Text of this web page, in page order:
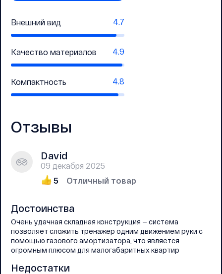
Отзывы
David
09 декабря 2025
5
Отличный товар
Достоинства
Очень удачная складная конструкция — система
позволяет сложить тренажер одним движением руки с
помощью газового амортизатора, что является
огромным плюсом для малогабаритных квартир
Недостатки
Внешний вид 4.7
Качество материалов 4.9
Компактность 4.8